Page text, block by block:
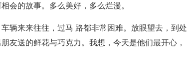
会的故事。多么美好，多么烂漫。
辆来来往往，过马 路都非常困难。放眼望去，到处
友送的鲜花与巧克力。我想，今天是他们最开心，